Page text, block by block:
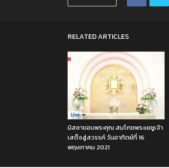
RELATED ARTICLES
Live
มิสซาขอบพระคุณ สมโภชพระเยซูเจ้า
เสด็จสู่สวรรค์ วันอาทิตย์ที่ 16
พฤษภาคม 2021